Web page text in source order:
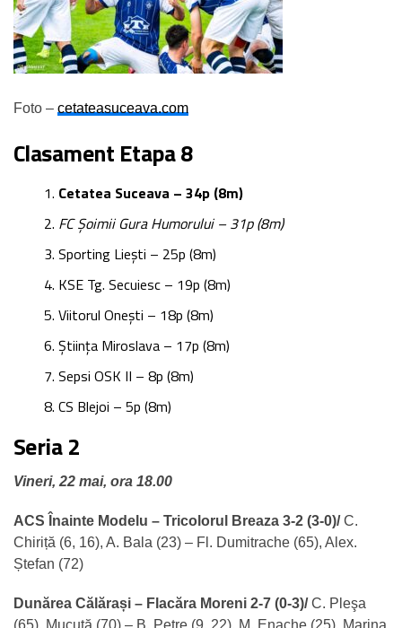
Foto – cetateasuceava.com
Clasament Etapa 8
Cetatea Suceava – 34p (8m)
FC Șoimii Gura Humorului – 31p (8m)
Sporting Liești – 25p (8m)
KSE Tg. Secuiesc – 19p (8m)
Viitorul Onești – 18p (8m)
Știința Miroslava – 17p (8m)
Sepsi OSK II – 8p (8m)
CS Blejoi – 5p (8m)
Seria 2
Vineri, 22 mai, ora 18.00
ACS Înainte Modelu – Tricolorul Breaza 3-2 (3-0)/C.
Chiriță (6, 16), A. Bala (23) – Fl. Dumitrache (65), Alex.
Ștefan (72)
Dunărea Călărași – Flacăra Moreni 2-7 (0-3)/C. Pleşa
(65), Mucuţă (70) – B. Petre (9, 22), M. Enache (25), Marina